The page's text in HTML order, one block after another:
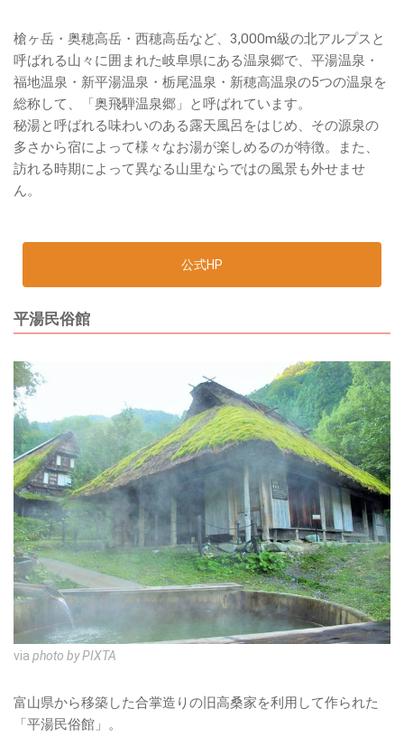
槍ヶ岳・奥穂高岳・西穂高岳など、3,000m級の北アルプスと
呼ばれる山々に囲まれた岐阜県にある温泉郷で、平湯温泉・
福地温泉・新平湯温泉・栃尾温泉・新穂高温泉の5つの温泉を
総称して、「奥飛騨温泉郷」と呼ばれています。
秘湯と呼ばれる味わいのある露天風呂をはじめ、その源泉の
多さから宿によって様々なお湯が楽しめるのが特徴。また、
訪れる時期によって異なる山里ならではの風景も外せませ
ん。
公式HP
平湯民俗館
via photo by PIXTA
富山県から移築した合掌造りの旧高桑家を利用して作られた
「平湯民俗館」。